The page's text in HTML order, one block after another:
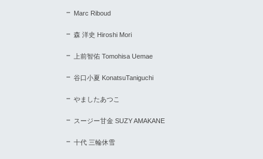
Marc Riboud
森 洋史 Hiroshi Mori
上前智佑 Tomohisa Uemae
谷口小夏 KonatsuTaniguchi
やましたあつこ
スージー甘金 SUZY AMAKANE
十代 三輪休雪